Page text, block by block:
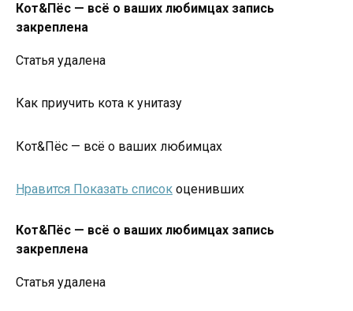
Кот&Пёс — всё о ваших любимцах запись
закреплена
Статья удалена
Как приучить кота к унитазу
Кот&Пёс — всё о ваших любимцах
Нравится Показать список оценивших
Кот&Пёс — всё о ваших любимцах запись
закреплена
Статья удалена